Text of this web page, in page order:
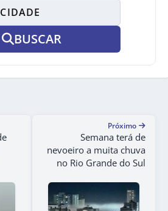
BUSCAR
Próximo
Semana terá de
nevoeiro a muita chuva
no Rio Grande do Sul